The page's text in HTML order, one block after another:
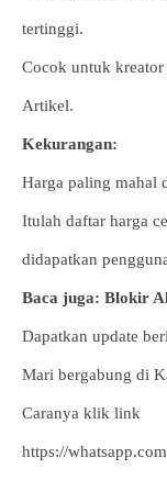
tertinggi.
Cocok untuk
Artikel.
Kekurangan:
Harga paling mahal
Itulah daftar harga
didapatkan
Baca juga: Blokir
Dapatkan update
Mari bergabung di
Caranya klik link
https://